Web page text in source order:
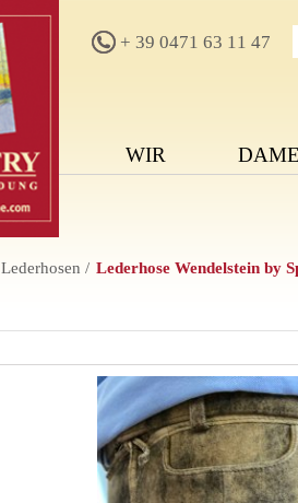
+ 39 0471 63 11 47
WIR
Lederhosen
Lederhose Wendelstein by